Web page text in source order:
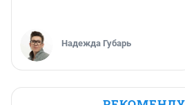
Надежда Губарь